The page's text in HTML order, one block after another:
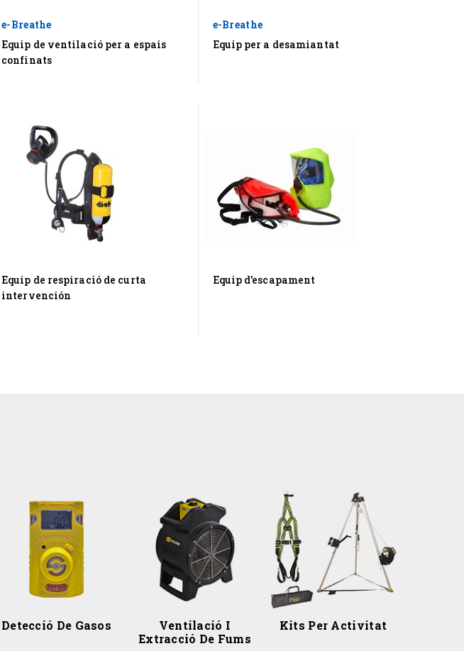
e-Breathe
Equip de ventilació per a espais
confinats
e-Breathe
Equip per a desamiantat
Equip de respiració de curta
intervención
Equip d'escapament
Detecció De Gasos
Ventilació I
Extracció De Fums
Kits Per Activitat